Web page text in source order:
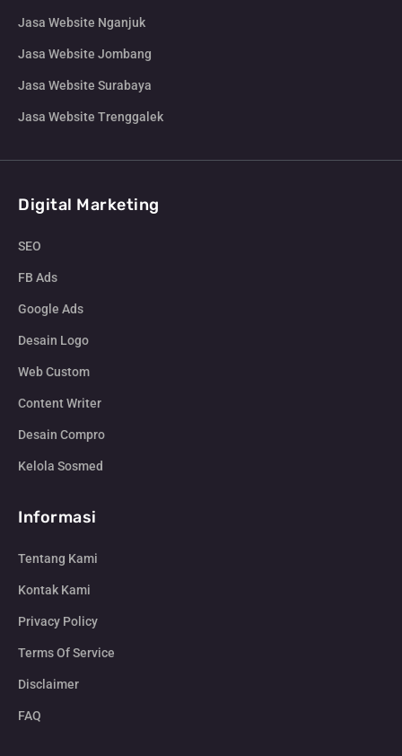
Jasa Website Nganjuk
Jasa Website Jombang
Jasa Website Surabaya
Jasa Website Trenggalek
Digital Marketing
SEO
FB Ads
Google Ads
Desain Logo
Web Custom
Content Writer
Desain Compro
Kelola Sosmed
Informasi
Tentang Kami
Kontak Kami
Privacy Policy
Terms Of Service
Disclaimer
FAQ